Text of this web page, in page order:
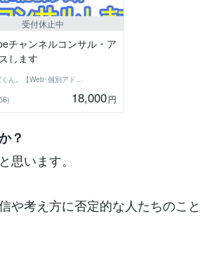
受付休止中
チャンネルコンサル・ア
します
うぱくん。【Web･個別アドバイス系】
18,000円
？
思います。
や考え方に否定的な人たちのこ